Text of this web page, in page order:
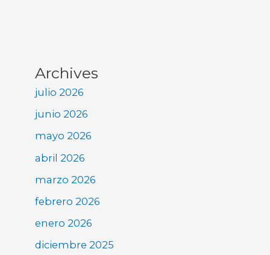
Archives
julio 2026
junio 2026
mayo 2026
abril 2026
marzo 2026
febrero 2026
enero 2026
diciembre 2025